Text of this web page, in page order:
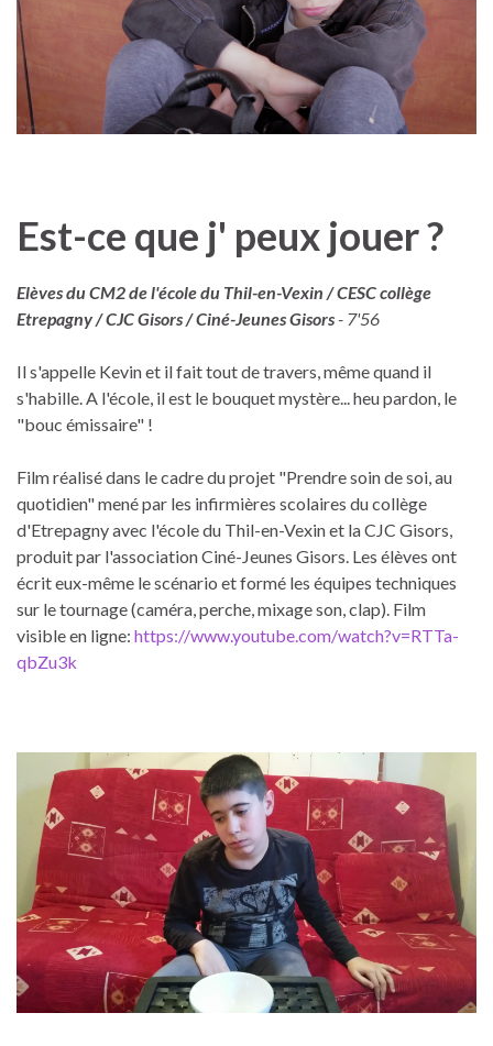
Est-ce que j' peux jouer ?
Elèves du CM2 de l'école du Thil-en-Vexin / CESC collège
Etrepagny / CJC Gisors / Ciné-Jeunes Gisors- 7'56
Il s'appelle Kevin et il fait tout de travers, même quand il
s'habille. A l'école, il est le bouquet mystère... heu pardon, le
"bouc émissaire" !
Film réalisé dans le cadre du projet "Prendre soin de soi, au
quotidien" mené par les infirmières scolaires du collège
d'Etrepagny avec l'école du Thil-en-Vexin et la CJC Gisors,
produit par l'association Ciné-Jeunes Gisors. Les élèves ont
écrit eux-même le scénario et formé les équipes techniques
sur le tournage (caméra, perche, mixage son, clap). Film
visible en ligne: https://www.youtube.com/watch?v=RTTa-
qbZu3k